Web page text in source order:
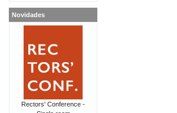
Novidades
Rectors' Conference -